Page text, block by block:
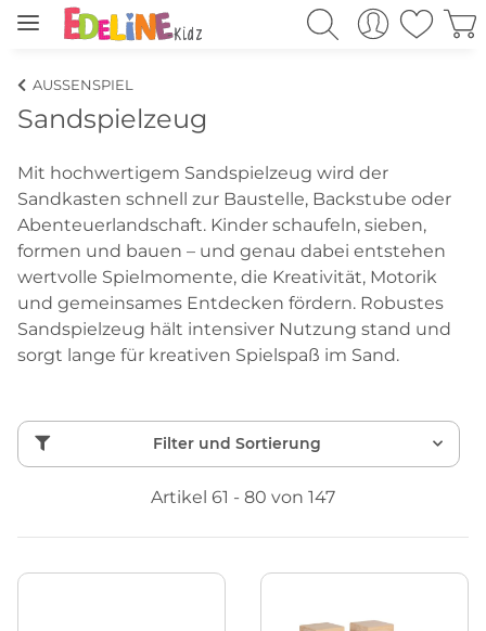
AUSSENSPIEL
Sandspielzeug
Mit hochwertigem Sandspielzeug wird der
Sandkasten schnell zur Baustelle, Backstube oder
Abenteuerlandschaft. Kinder schaufeln, sieben,
formen und bauen – und genau dabei entstehen
wertvolle Spielmomente, die Kreativität, Motorik
und gemeinsames Entdecken fördern. Robustes
Sandspielzeug hält intensiver Nutzung stand und
sorgt lange für kreativen Spielspaß im Sand.
Filter und Sortierung
Artikel 61 - 80 von 147